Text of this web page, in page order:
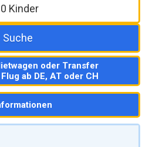
Suche
oder Transfer
ab DE, AT oder CH